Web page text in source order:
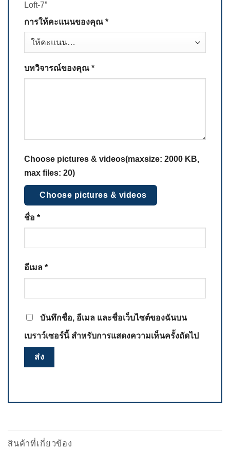
Loft-7”
การให้คะแนนของคุณ *
บทวิจารณ์ของคุณ *
Choose pictures & videos(maxsize: 2000 KB,
max files: 20)
Choose pictures & videos
ชื่อ *
อีเมล *
บันทึกชื่อ, อีเมล และชื่อเว็บไซต์ของฉันบน
เบราว์เซอร์นี้ สำหรับการแสดงความเห็นครั้งถัดไป
สินค้าที่เกี่ยวข้อง